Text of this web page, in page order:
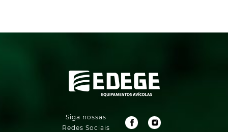
Siga nossas
Redes Sociais